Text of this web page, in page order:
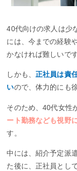
40代向けの求人は少
には、今までの経験
かなければ難しいです
しかも、正社員は責
いので、体力的にも
そのため、40代女性
ート勤務なども視野
す。
中には、紹介予定派
た後に、正社員とし